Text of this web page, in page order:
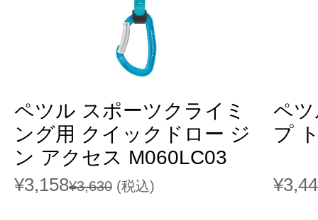
ペツル スポーツクライミ
ング用 クイックドロー ジ
ン アクセス M060LC03
¥3,158¥3,630 (税込)
ペ
プ